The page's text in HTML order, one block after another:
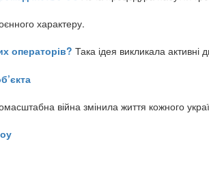
характеру.
операторів? Така ідея викликала активні
війна змінила життя кожного